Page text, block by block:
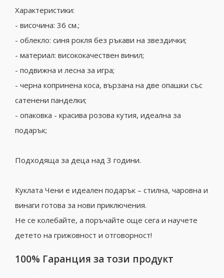
Характеристики:
- височина: 36 см.;
- облекло: синя рокля без ръкави на звездички;
- материал: висококачествен винил;
- подвижна и лесна за игра;
- черна копринена коса, вързана на две опашки със
сатенени панделки;
- опаковка - красива розова кутия, идеална за
подарък;
Подходяща за деца над 3 години.
Куклата Чени е идеален подарък – стилна, чаровна и
винаги готова за нови приключения.
Не се колебайте, а поръчайте още сега и научете
детето на грижовност и отговорност!
100% Гаранция за този продукт